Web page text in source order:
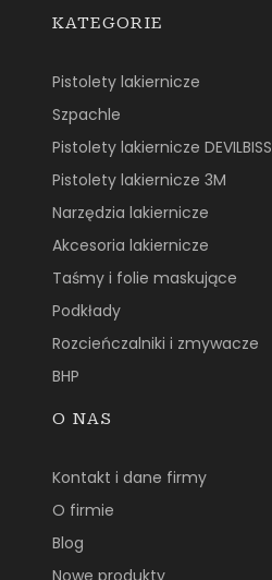
KATEGORIE
Pistolety lakiernicze
Szpachle
Pistolety lakiernicze DEVILBISS
Pistolety lakiernicze 3M
Narzędzia lakiernicze
Akcesoria lakiernicze
Taśmy i folie maskujące
Podkłady
Rozcieńczalniki i zmywacze
BHP
O NAS
Kontakt i dane firmy
O firmie
Blog